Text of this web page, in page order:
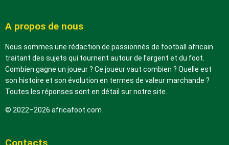
A propos de nous
Nous sommes une rédaction de passionnés de football africain
traitant des sujets qui tournent autour de l’argent et du foot.
Combien gagne un joueur ? Ce joueur vaut combien ? Quelle est
son histoire et son évolution en termes de valeur marchande ?
Toutes les réponses sont en détail sur notre site.
© 2022–2026 africafoot.com
Contacts